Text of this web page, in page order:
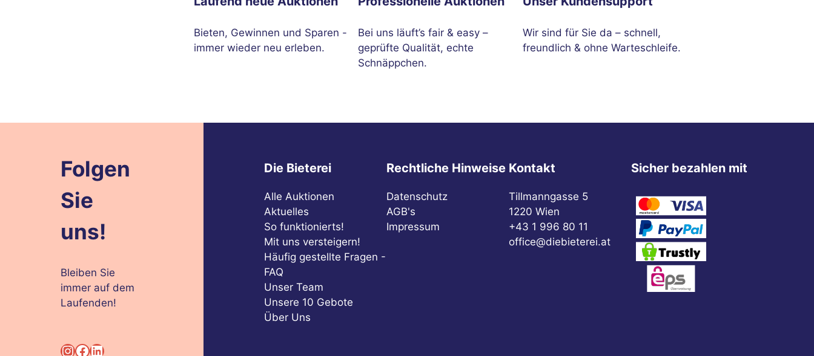
Bieten, Gewinnen und Sparen -
immer wieder neu erleben.
Bei uns läuft’s fair & easy –
geprüfte Qualität, echte
Schnäppchen.
Wir sind für Sie da – schnell,
freundlich & ohne Warteschleife.
Folgen
Sie
uns!
Bleiben Sie
immer auf dem
Laufenden!
Instagram
Facebook
LinkedIn
Die Bieterei
Alle Auktionen
Aktuelles
So funktionierts!
Mit uns versteigern!
Häufig gestellte Fragen -
FAQ
Unser Team
Unsere 10 Gebote
Über Uns
Rechtliche Hinweise
Datenschutz
AGB's
Impressum
Kontakt
Tillmanngasse 5
1220 Wien
+43 1 996 80 11
office@diebieterei.at
Sicher bezahlen mit